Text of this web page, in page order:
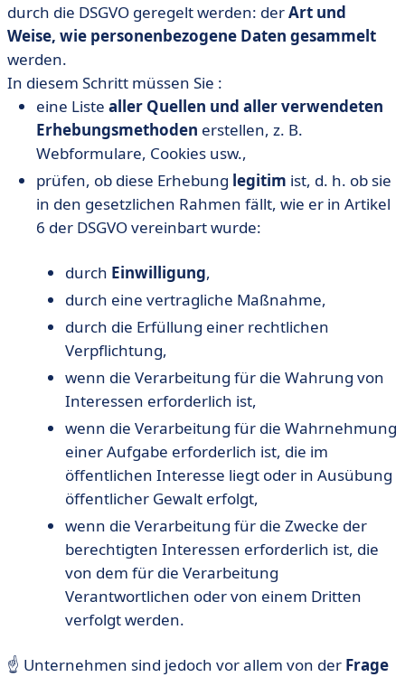
durch die DSGVO geregelt werden: derArt und
Weise, wie personenbezogene Daten gesammelt
werden.
In diesem Schritt müssen Sie :
eine Liste aller Quellen und aller verwendeten
Erhebungsmethoden erstellen, z. B.
Webformulare, Cookies usw.,
prüfen, ob diese Erhebung legitim ist, d. h. ob sie
in den gesetzlichen Rahmen fällt, wie er in Artikel
6 der DSGVO vereinbart wurde:
durch Einwilligung,
durch eine vertragliche Maßnahme,
durch die Erfüllung einer rechtlichen
Verpflichtung,
wenn die Verarbeitung für die Wahrung von
Interessen erforderlich ist,
wenn die Verarbeitung für die Wahrnehmung
einer Aufgabe erforderlich ist, die im
öffentlichen Interesse liegt oder in Ausübung
öffentlicher Gewalt erfolgt,
wenn die Verarbeitung für die Zwecke der
berechtigten Interessen erforderlich ist, die
von dem für die Verarbeitung
Verantwortlichen oder von einem Dritten
verfolgt werden.
☝️ Unternehmen sind jedoch vor allem von der Frage